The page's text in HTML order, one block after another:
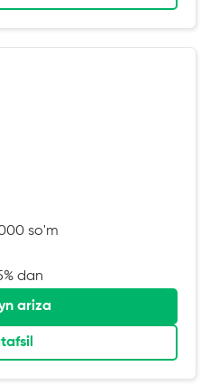
so'm
dan
ariza